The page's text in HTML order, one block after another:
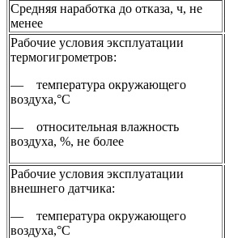
Средняя наработка до отказа, ч, не
менее
Рабочие условия эксплуатации
термогигрометров:
— температура окружающего
воздуха,°С
— относительная влажность
воздуха, %, не более
Рабочие условия эксплуатации
внешнего датчика:
— температура окружающего
воздуха,°С